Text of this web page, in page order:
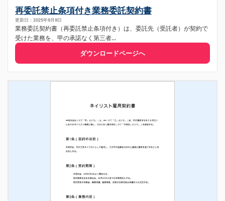
再委託禁止条項付き業務委託契約書
更新日：2025年9月9日
業務委託契約書（再委託禁止条項付き）は、委託先（受託者）が契約で
受けた業務を、甲の承諾なく第三者...
ダウンロードページへ